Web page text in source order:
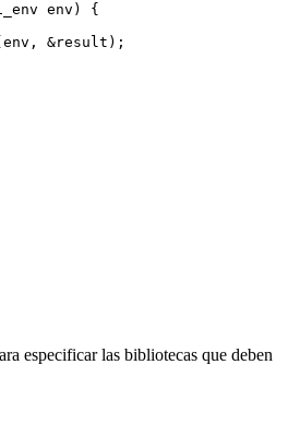
env ) {
&result);
especificar las bibliotecas que deben